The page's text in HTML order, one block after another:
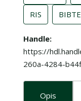
RIS
Handle
https://
260a-4284-
Opis